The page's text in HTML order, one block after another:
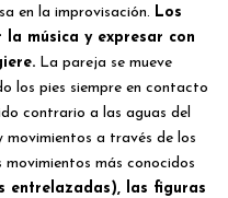
en la improvisación. Los
música y expresar con
La pareja se mueve
los pies siempre en contacto
contrario a las aguas del
a través de los
movimientos más conocidos
entrelazadas), las figuras